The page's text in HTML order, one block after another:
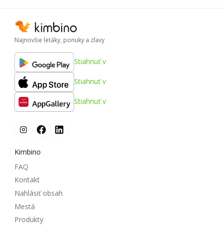
Najnovšie letáky, ponuky a zľavy
Stiahnuť v
Stiahnuť v
Stiahnuť v
Kimbino
FAQ
Kontakt
Nahlásiť obsah
Mestá
Produkty